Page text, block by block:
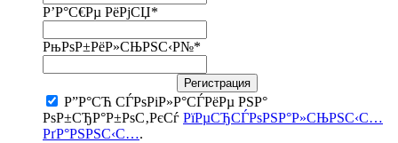
Р’Р°С€Рµ РёРјСЏ*
РњРѕР±РёР»СЊРЅС‹Р№*
Регистрация
Р”Р°СЋ СЃРѕРіР»Р°СЃРёРµ РЅР°
РѕР±СЂР°Р±РѕС‚РєСѓ РїРµСЂСЃРѕРЅР°Р»СЊРЅС‹С…
РґР°РЅРЅС‹С….